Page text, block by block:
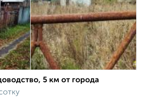
5 км от города